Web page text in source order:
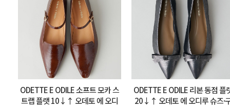
ODETTE E ODILE 소프트 모카 스
트랩 플랫 10↓↑ 오데토 에 오디
ODETTE E ODILE 리본 동점 플
20↓↑ 오데토 에 오디루 슈즈·